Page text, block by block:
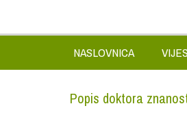
NASLOVNICA
Popis doktora